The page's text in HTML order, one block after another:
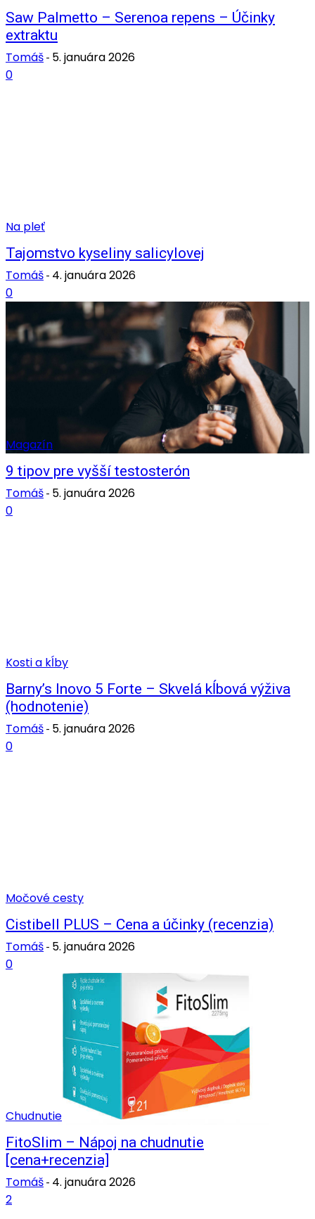
Saw Palmetto – Serenoa repens – Účinky
extraktu
Tomáš - 5. januára 2026
0
Na pleť
Tajomstvo kyseliny salicylovej
Tomáš - 4. januára 2026
0
Magazín
9 tipov pre vyšší testosterón
Tomáš - 5. januára 2026
0
Kosti a kĺby
Barny’s Inovo 5 Forte – Skvelá kĺbová výživa
(hodnotenie)
Tomáš - 5. januára 2026
0
Močové cesty
Cistibell PLUS – Cena a účinky (recenzia)
Tomáš - 5. januára 2026
0
Chudnutie
FitoSlim – Nápoj na chudnutie
[cena+recenzia]
Tomáš - 4. januára 2026
2